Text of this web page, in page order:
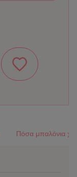
Πόσα μπαλόνια